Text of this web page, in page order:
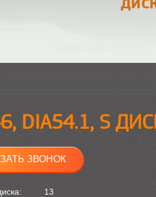
DIA54.1, S
ЗВОНОК
13